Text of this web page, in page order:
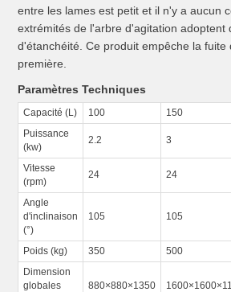
entre les lames est petit et il n'y a aucun
extrémités de l'arbre d'agitation adoptent
d'étanchéité. Ce produit empêche la fuite
première.
Paramètres Techniques
Capacité (L) 100 150
Puissance
(kw)
2.2 3
Vitesse
(rpm)
24 24
Angle
d'inclinaison
(°)
105 105
Poids (kg) 350 500
Dimension
globales
880×880×1350